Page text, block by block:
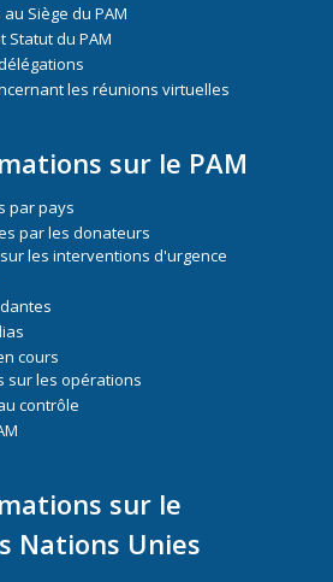
Siège du PAM
Statut du PAM
les réunions virtuelles
sur le PAM
par pays
par les donateurs
les interventions d'urgence
cours
sur les opérations
contrôle
sur le
Nations Unies